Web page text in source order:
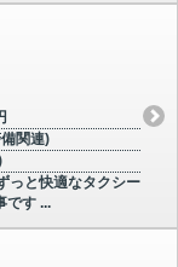
関連)
っと快適なタクシー
です ...